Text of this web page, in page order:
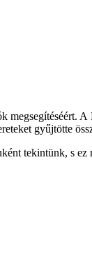
gyűjtötte
tekintünk, s